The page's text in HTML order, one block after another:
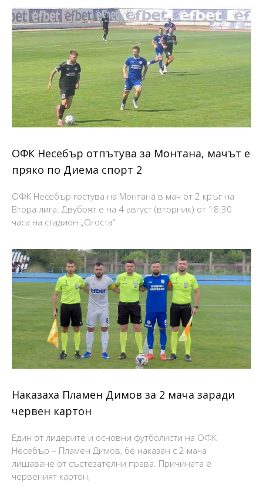
ОФК Несебър отпътува за Монтана, мачът е
пряко по Диема спорт 2
ОФК Несебър гостува на Монтана в мач от 2 кръг на
Втора лига. Двубоят е на 4 август (вторник) от 18:30
часа на стадион „Огоста“
Наказаха Пламен Димов за 2 мача заради
червен картон
Един от лидерите и основни футболисти на ОФК
Несебър – Пламен Димов, бе наказан с 2 мача
лишаване от състезателни права. Причината е
червеният картон,